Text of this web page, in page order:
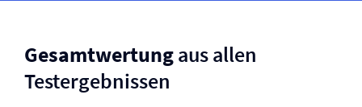
Gesamtwertungaus allen
Testergebnissen